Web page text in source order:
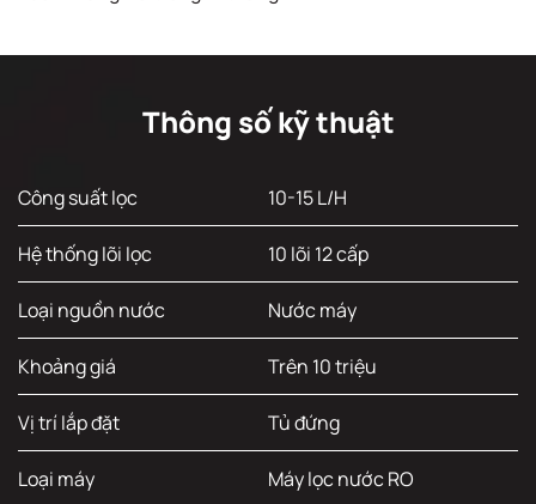
Thông số kỹ thuật
Công suất lọc 10-15 L/H
Hệ thống lõi lọc 10 lõi 12 cấp
Loại nguồn nước Nước máy
Khoảng giá Trên 10 triệu
Vị trí lắp đặt Tủ đứng
Loại máy Máy lọc nước RO